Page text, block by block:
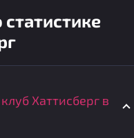
Хаттисберг в